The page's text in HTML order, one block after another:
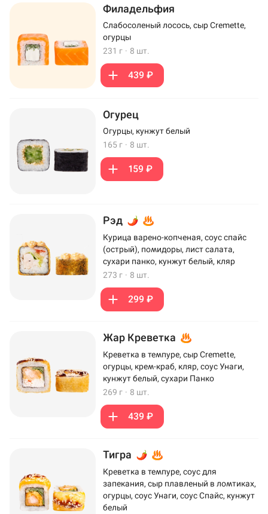
Филадельфия
Слабосоленый лосось, сыр Cremette,
огурцы
231 г · 8 шт.
439 ₽
Огурец
Огурцы, кунжут белый
165 г · 8 шт.
159 ₽
Рэд
Курица варено-копченая, соус спайс
(острый), помидоры, лист салата,
сухари панко, кунжут белый, кляр
273 г · 8 шт.
299 ₽
Жар Креветка
Креветка в темпуре, сыр Cremette,
огурцы, крем-краб, кляр, соус Унаги,
кунжут белый, сухари Панко
269 г · 8 шт.
439 ₽
Тигра
Креветка в темпуре, соус для
запекания, сыр плавленый в ломтиках,
огурцы, соус Унаги, соус Спайс, кунжут
белый